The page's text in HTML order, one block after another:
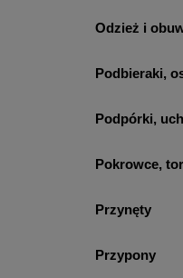
Odzież i
Podbieraki,
Podpórki,
Pokrowce,
Przynęty
Przypony